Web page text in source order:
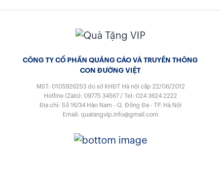
CÔNG TY CỔ PHẦN QUẢNG CÁO VÀ TRUYỀN THÔNG
CON ĐƯỜNG VIỆT
MST: 0105926253 do sở KHĐT Hà nội cấp 22/06/2012
Hotline (Zalo): 09775 34567 / Tel: 024 3624 2222
Địa chỉ: Số 16/34 Hào Nam - Q. Đống Đa - TP. Hà Nội
Email: quatangvip.info@gmail.com